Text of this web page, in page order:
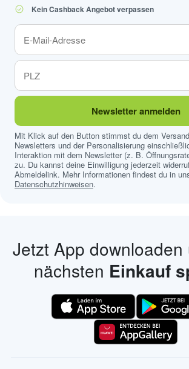
Kein Cashback Angebot verpassen
Newsletter anmelden
Mit Klick auf den Button stimmst du dem
Newsletters und der Personalisierung
Interaktion mit dem Newsletter (z. B.
zu. Du kannst deine Einwilligung jederzeit
Abmeldelink. Mehr Informationen findest du in
Datenschutzhinweisen.
Jetzt App downloaden
nächsten Einkauf